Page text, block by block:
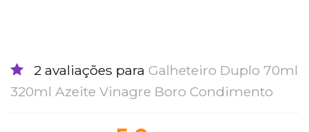
2 avaliações para Galheteiro Duplo 70ml
320ml Azeite Vinagre Boro Condimento